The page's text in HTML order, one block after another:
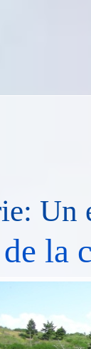
Un
la